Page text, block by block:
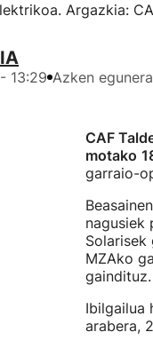
Argazkia:
13:29 Azken
CAF
motako
garraio-
nagusiek
MZAko
gaindituz.
Ibilgailua
arabera,